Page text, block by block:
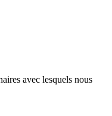
avec lesquels nous